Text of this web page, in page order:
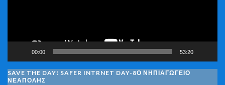
00:00 53:20
SAVE THE DAY! SAFER INTRNET DAY-8Ο ΝΗΠΙΑΓΩΓΕΙΟ
ΝΕΑΠΟΛΗΣ